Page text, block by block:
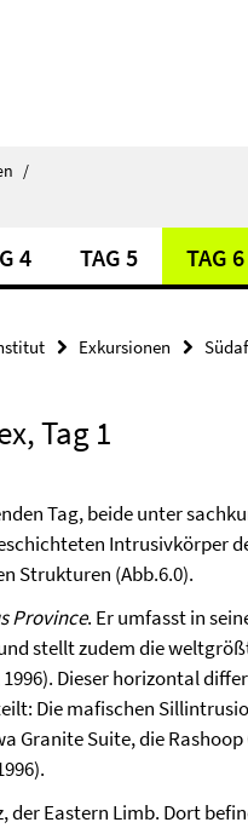
/
4 TAG 5 TAG 6
Exkursionen
Tag 1
Tag, beide unter
Intrusivkörper
Strukturen (Abb.6.0).
Province. Er umfasst in
stellt zudem die
1996). Dieser horizontal
Die mafischen
Granite Suite, die
der Eastern Limb. Dort